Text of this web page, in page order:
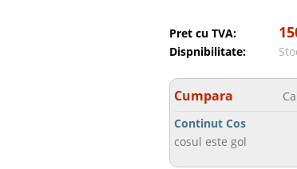
Pret cu TVA:
Dispnibilitate:
Cumpara
Continut Cos
cosul este gol